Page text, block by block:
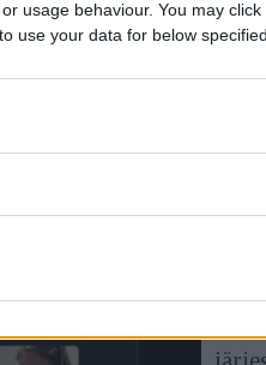
usage behaviour. You may
use your data for below
joilla on yli 100 000
ensin" ja
helpommin vastata.